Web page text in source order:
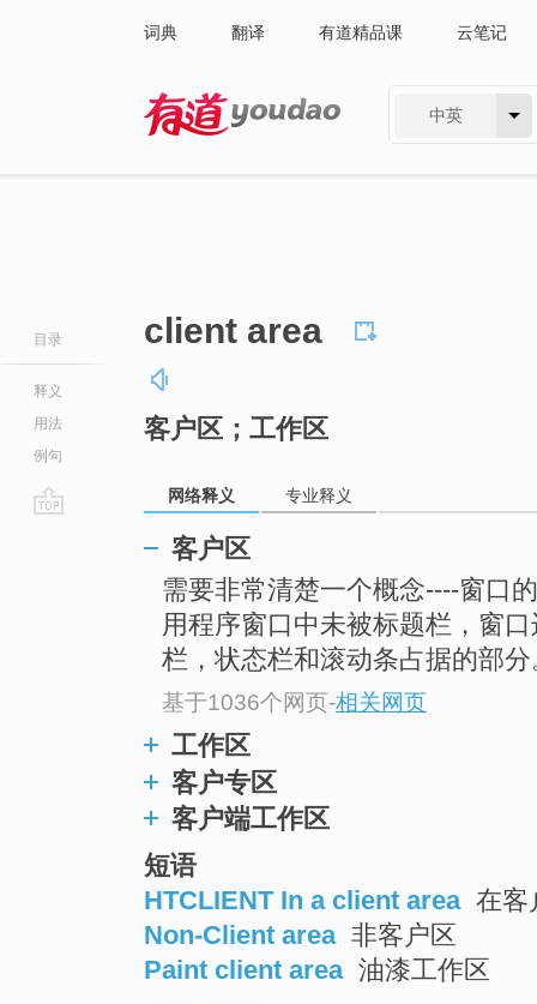
词典 翻译 有道精品课 云笔记
中英
目录
释义
用法
例句
client area
客户区；工作区
网络释义 专业释义
客户区
需要非常清楚一个概念----窗口的
用程序窗口中未被标题栏，窗
栏，状态栏和滚动条占据的部分
基于1036个网页-相关网页
工作区
客户专区
客户端工作区
短语
HTCLIENT In a client area 在客
Non-Client area 非客户区
Paint client area 油漆工作区